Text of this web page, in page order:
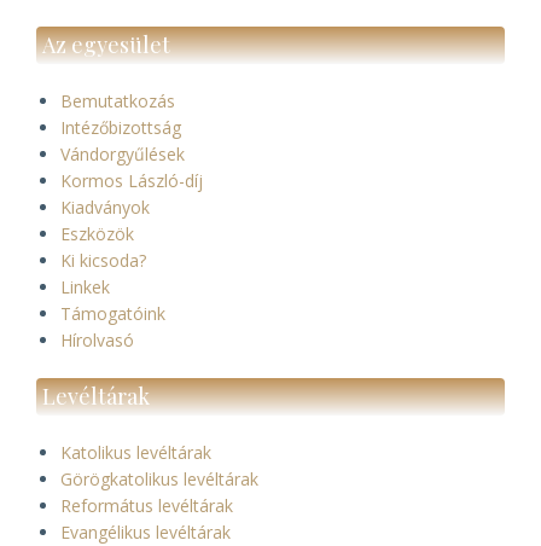
Az egyesület
Bemutatkozás
Intézőbizottság
Vándorgyűlések
Kormos László-díj
Kiadványok
Eszközök
Ki kicsoda?
Linkek
Támogatóink
Hírolvasó
Levéltárak
Katolikus levéltárak
Görögkatolikus levéltárak
Református levéltárak
Evangélikus levéltárak